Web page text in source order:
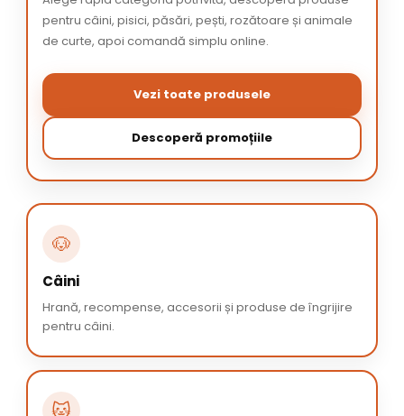
pentru câini, pisici, păsări, pești, rozătoare și animale
de curte, apoi comandă simplu online.
Vezi toate produsele
Descoperă promoțiile
🐶
Câini
Hrană, recompense, accesorii și produse de îngrijire
pentru câini.
🐱